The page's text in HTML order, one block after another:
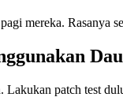
mereka. Rasanya
patch test